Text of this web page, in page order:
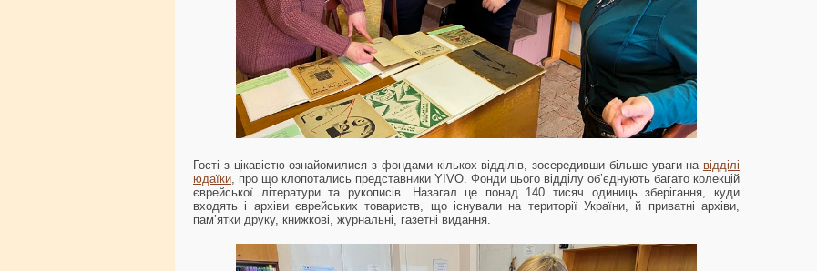
Гості з цікавістю ознайомилися з фондами кількох відділів, зосередивши більше уваги на відділі
юдаїки , про що клопотались представники YIVO. Фонди цього відділу об’єднують багато колекцій
єврейської літератури та рукописів. Назагал це понад 140 тисяч одиниць зберігання, куди
входять і архіви єврейських товариств, що існували на території України, й приватні архіви,
пам’ятки друку, книжкові, журнальні, газетні видання.